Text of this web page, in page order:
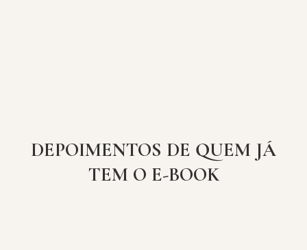
DEPOIMENTOS DE QUEM JÁ
TEM O E-BOOK